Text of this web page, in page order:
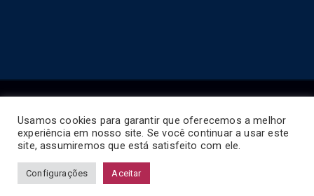
Copyright © 2026 Horário de Ônibus BR
Usamos cookies para garantir que oferecemos a melhor
experiência em nosso site. Se você continuar a usar este
site, assumiremos que está satisfeito com ele.
Configurações Aceitar